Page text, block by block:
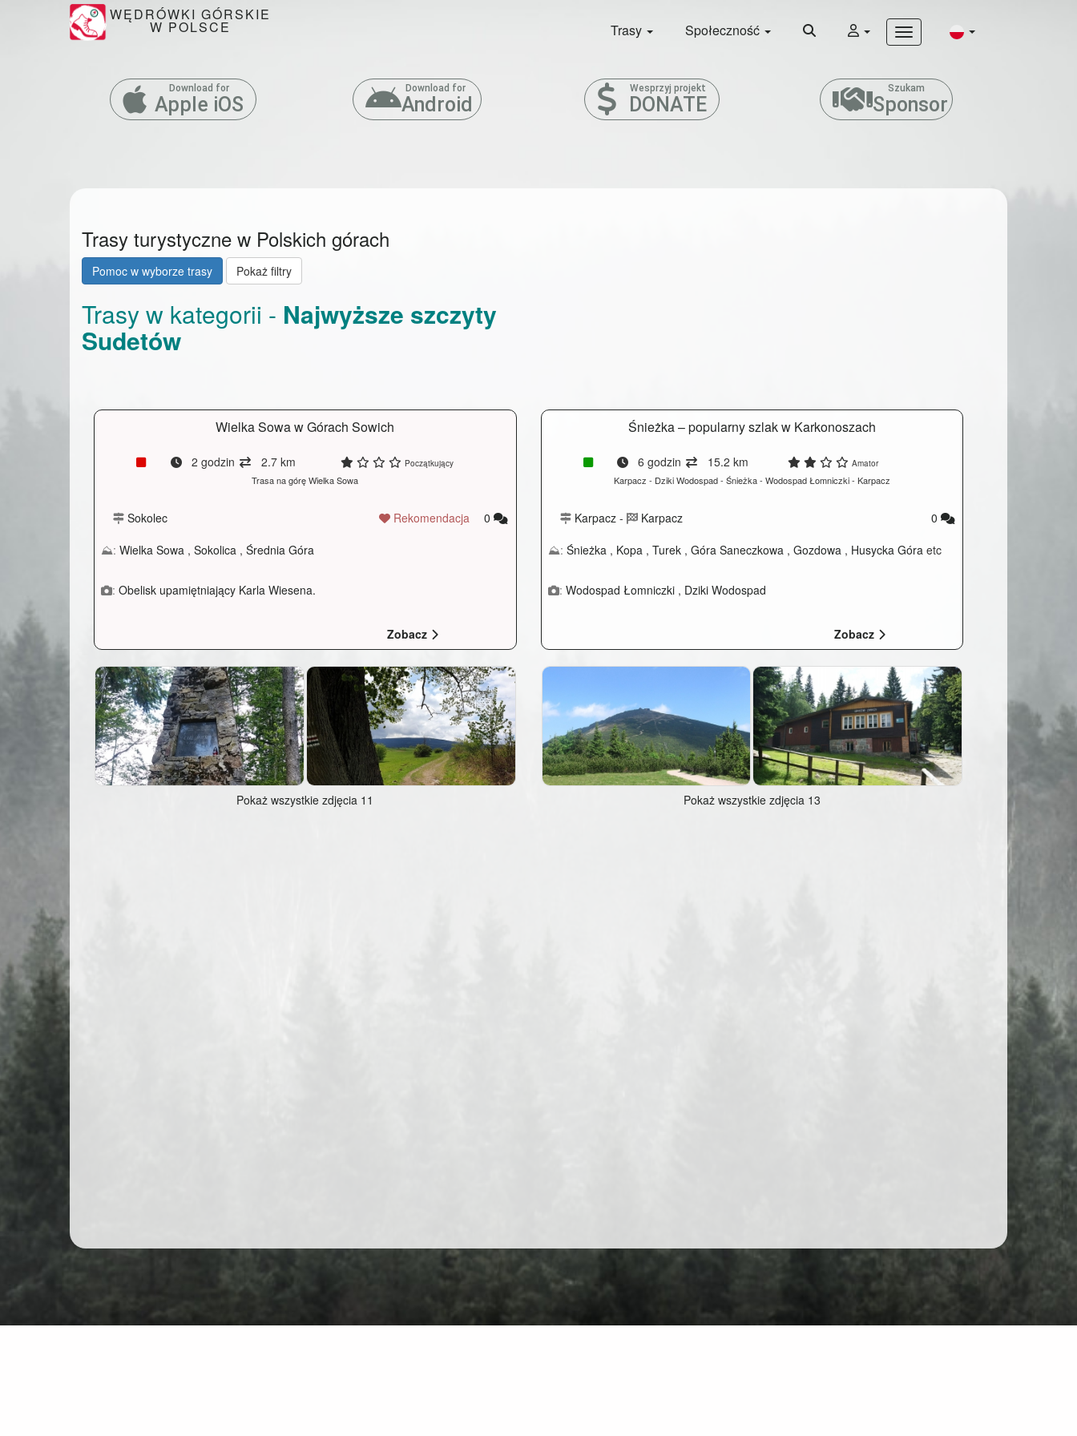
WĘDRÓWKI GÓRSKIE
W POLSCE Trasy Społeczność
Download for
Apple iOS
Download for
Android
Wesprzyj projekt
DONATE
Szukam
Sponsor
Trasy turystyczne w Polskich górach
Pomoc w wyborze trasy Pokaż filtry
Trasy w kategorii - Najwyższe szczyty
Sudetów
Wielka Sowa w Górach Sowich
2 godzin 2.7 km Początkujący
Trasa na górę Wielka Sowa
Sokolec Rekomendacja
0
⛰: Wielka Sowa , Sokolica , Średnia Góra
: Obelisk upamiętniający Karla Wiesena.
Zobacz
Pokaż wszystkie zdjęcia 11
Śnieżka – popularny szlak w Karkonoszach
6 godzin 15.2 km Amator
Karpacz - Dziki Wodospad - Śnieżka - Wodospad Łomniczki - Karpacz
Karpacz- Karpacz
0
⛰: Śnieżka, Kopa, Turek, Góra Saneczkowa, Gozdowa, Husycka Góraetc
: Wodospad Łomniczki, Dziki Wodospad
Zobacz
Pokaż wszystkie zdjęcia 13